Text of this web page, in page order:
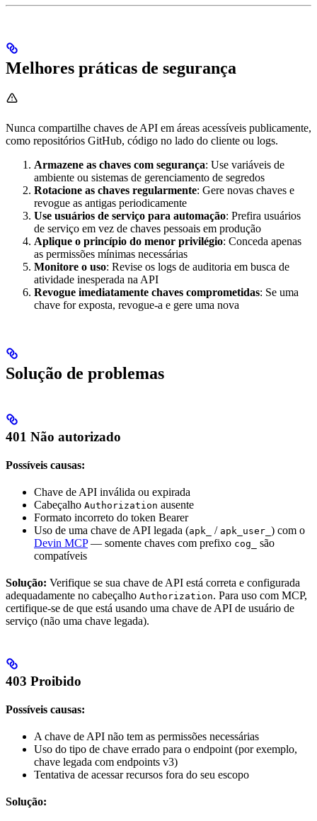
Melhores práticas de segurança
Nunca compartilhe chaves de API em áreas acessíveis publicamente,
como repositórios GitHub, código no lado do cliente ou logs.
Armazene as chaves com segurança: Use variáveis de
ambiente ou sistemas de gerenciamento de segredos
Rotacione as chaves regularmente: Gere novas chaves e
revogue as antigas periodicamente
Use usuários de serviço para automação: Prefira usuários
de serviço em vez de chaves pessoais em produção
Aplique o princípio do menor privilégio: Conceda apenas
as permissões mínimas necessárias
Monitore o uso: Revise os logs de auditoria em busca de
atividade inesperada na API
Revogue imediatamente chaves comprometidas: Se uma
chave for exposta, revogue-a e gere uma nova
Solução de problemas
401 Não autorizado
Possíveis causas:
Chave de API inválida ou expirada
Cabeçalho Authorization ausente
Formato incorreto do token Bearer
Uso de uma chave de API legada (apk_ / apk_user_ ) com o
Devin MCP— somente chaves com prefixo cog_
são
compatíveis
Solução: Verifique se sua chave de API está correta e configurada
adequadamente no cabeçalho Authorization. Para uso com MCP,
certifique-se de que está usando uma chave de API de usuário de
serviço (não uma chave legada).
403 Proibido
Possíveis causas:
A chave de API não tem as permissões necessárias
Uso do tipo de chave errado para o endpoint (por exemplo,
chave legada com endpoints v3)
Tentativa de acessar recursos fora do seu escopo
Solução: